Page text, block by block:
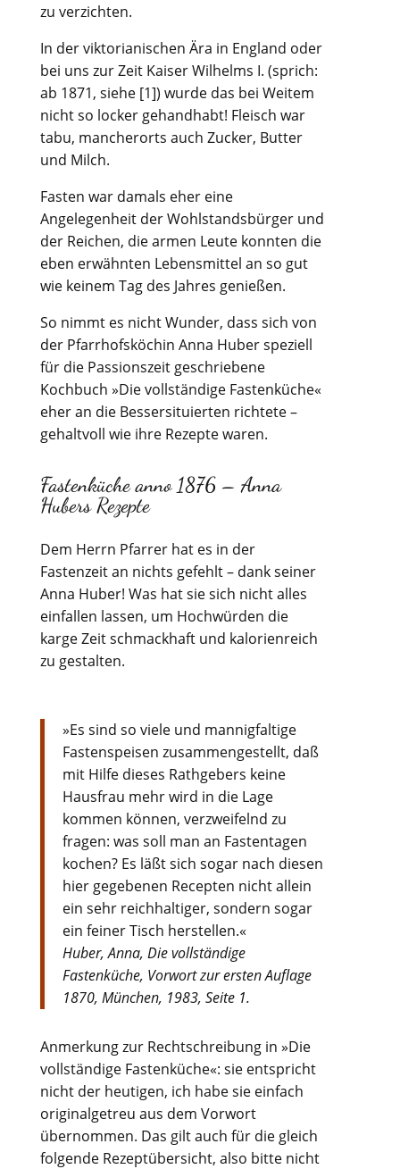
zu verzichten.
In der viktorianischen Ära in England oder
bei uns zur Zeit Kaiser Wilhelms I. (sprich:
ab 1871, siehe [1]) wurde das bei Weitem
nicht so locker gehandhabt! Fleisch war
tabu, mancherorts auch Zucker, Butter
und Milch.
Fasten war damals eher eine
Angelegenheit der Wohlstandsbürger und
der Reichen, die armen Leute konnten die
eben erwähnten Lebensmittel an so gut
wie keinem Tag des Jahres genießen.
So nimmt es nicht Wunder, dass sich von
der Pfarrhofsköchin Anna Huber speziell
für die Passionszeit geschriebene
Kochbuch »Die vollständige Fastenküche«
eher an die Bessersituierten richtete –
gehaltvoll wie ihre Rezepte waren.
Fastenküche anno 1876 – Anna
Hubers Rezepte
Dem Herrn Pfarrer hat es in der
Fastenzeit an nichts gefehlt – dank seiner
Anna Huber! Was hat sie sich nicht alles
einfallen lassen, um Hochwürden die
karge Zeit schmackhaft und kalorienreich
zu gestalten.
»Es sind so viele und mannigfaltige
Fastenspeisen zusammengestellt, daß
mit Hilfe dieses Rathgebers keine
Hausfrau mehr wird in die Lage
kommen können, verzweifelnd zu
fragen: was soll man an Fastentagen
kochen? Es läßt sich sogar nach diesen
hier gegebenen Recepten nicht allein
ein sehr reichhaltiger, sondern sogar
ein feiner Tisch herstellen.«
Huber, Anna, Die vollständige
Fastenküche, Vorwort zur ersten Auflage
1870, München, 1983, Seite 1.
Anmerkung zur Rechtschreibung in »Die
vollständige Fastenküche«: sie entspricht
nicht der heutigen, ich habe sie einfach
originalgetreu aus dem Vorwort
übernommen. Das gilt auch für die gleich
folgende Rezeptübersicht, also bitte nicht